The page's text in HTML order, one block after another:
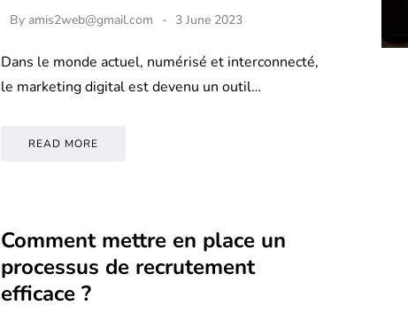
By amis2web@gmail.com 3 June 2023
Dans le monde actuel, numérisé et interconnecté,
le marketing digital est devenu un outil…
READ MORE
Comment mettre en place un
processus de recrutement
efficace ?